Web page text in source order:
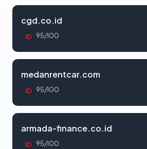
cgd.co.id
ID 95/100
medanrentcar.com
ID 95/100
armada-finance.co.id
ID 95/100